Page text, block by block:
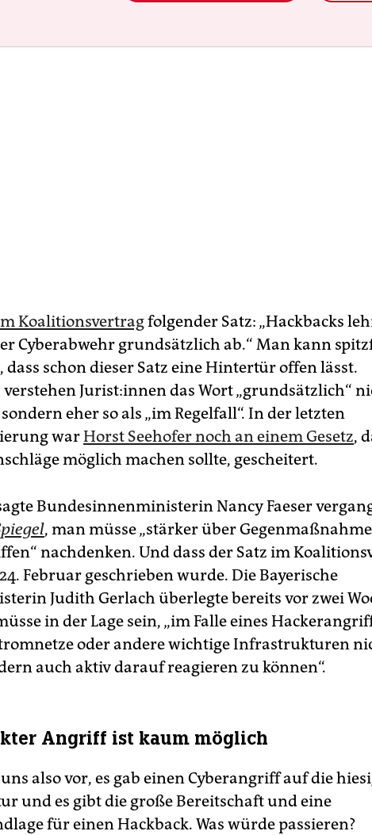
Koalitionsvertragfolgender Satz: „Hackbacks
Cyberabwehr grundsätzlich ab.“ Man kann
dass schon dieser Satz eine Hintertür offen lässt.
Ju­ris­t:in­nen das Wort „grundsätzlich“
sondern eher so als „im Regelfall“. In der letzten
warHorst Seehofer noch an einem Gesetz,
möglich machen sollte, gescheitert.
Bundesinnenministerin Nancy Faeser
, man müsse „stärker über
nachdenken. Und dass der Satz im
Februar geschrieben wurde. Die Bayerische
Judith Gerlach überlegte bereits vor zwei
in der Lage sein, „im Falle eines
oder andere wichtige Infrastrukturen
auch aktiv darauf reagieren zu können“.
Angriff ist kaum möglich
also vor, es gab einen Cyberangriff auf die
und es gibt die große Bereitschaft und eine
für einen Hackback. Was würde passieren?